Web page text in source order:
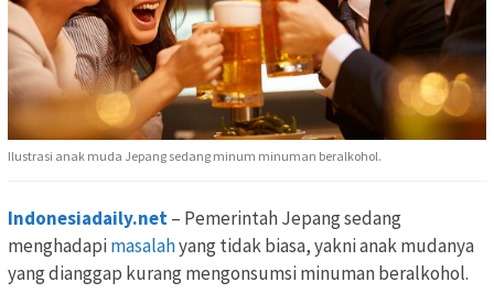
Ilustrasi anak muda Jepang sedang minum minuman beralkohol.
Indonesiadaily.net– Pemerintah Jepang sedang
menghadapimasalahyang tidak biasa, yakni anak mudanya
yang dianggap kurang mengonsumsi minuman beralkohol.